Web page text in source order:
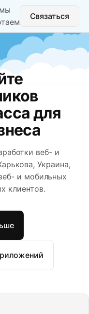
Связаться
для
веб- и
Украина,
и мобильных
клиентов.